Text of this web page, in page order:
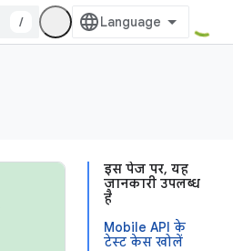
/
इस पेज पर, यह
जानकारी उपलब्ध
है
Mobile API के
टेस्ट केस खोलें